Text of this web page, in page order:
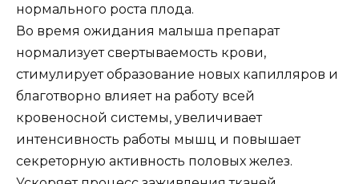
нормального роста плода.
Во время ожидания малыша препарат
нормализует свертываемость крови,
стимулирует образование новых капилляров и
благотворно влияет на работу всей
кровеносной системы, увеличивает
интенсивность работы мышц и повышает
секреторную активность половых желез.